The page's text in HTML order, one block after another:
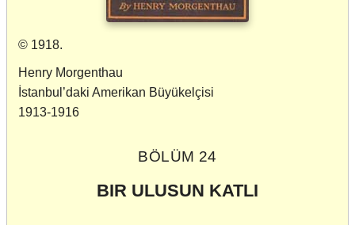
© 1918.
Henry Morgenthau
İstanbul’daki Amerikan Büyükelçisi
1913-1916
BÖLÜM 24
BIR ULUSUN KATLI